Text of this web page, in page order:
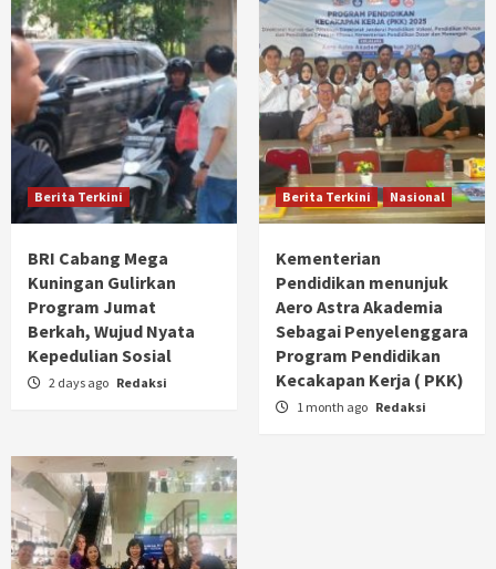
Berita Terkini
BRI Cabang Mega
Kuningan Gulirkan
Program Jumat
Berkah, Wujud Nyata
Kepedulian Sosial
2 days ago Redaksi
Berita Terkini Nasional
Kementerian
Pendidikan menunjuk
Aero Astra Akademia
Sebagai Penyelenggara
Program Pendidikan
Kecakapan Kerja ( PKK)
1 month ago Redaksi